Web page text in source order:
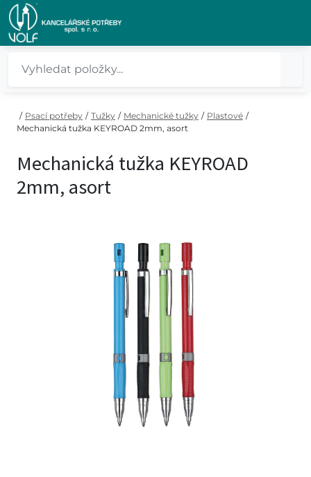
/ Psací potřeby / Tužky / Mechanické tužky / Plastové /
Mechanická tužka KEYROAD 2mm, asort
Mechanická tužka KEYROAD
2mm, asort